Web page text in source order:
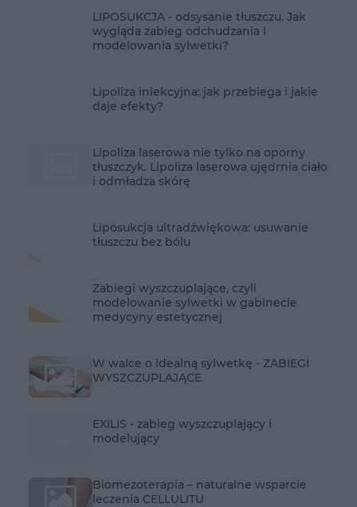
LIPOSUKCJA - odsysanie tłuszczu. Jak
wygląda zabieg odchudzania i
modelowania sylwetki?
Lipoliza iniekcyjna: jak przebiega i jakie
daje efekty?
Lipoliza laserowa nie tylko na oporny
tłuszczyk. Lipoliza laserowa ujędrnia ciało
i odmładza skórę
Liposukcja ultradźwiękowa: usuwanie
tłuszczu bez bólu
Zabiegi wyszczuplające, czyli
modelowanie sylwetki w gabinecie
medycyny estetycznej
W walce o idealną sylwetkę - ZABIEGI
WYSZCZUPLAJĄCE
EXILIS - zabieg wyszczuplający i
modelujący
Biomezoterapia – naturalne wsparcie
leczenia CELLULITU